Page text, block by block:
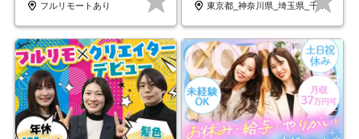
フルリモートあり
東京都_神奈川県_埼玉県_千葉県_大阪府…